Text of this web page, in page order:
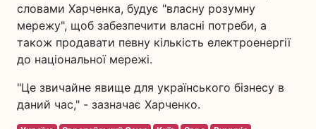
словами Харченка, будує "власну розумну
мережу", щоб забезпечити власні потреби, а
також продавати певну кількість електроенергії
до національної мережі.
"Це звичайне явище для українського бізнесу в
даний час," - зазначає Харченко.